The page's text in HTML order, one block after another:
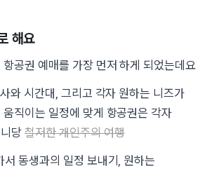
해요
공권 예매를 가장 먼저 하게 되었는데요
와 시간대, 그리고 각자 원하는 니즈가
직이는 일정에 맞게 항공권은 각자
니당철저한 개인주의 여행
동생과의 일정 보내기, 원하는